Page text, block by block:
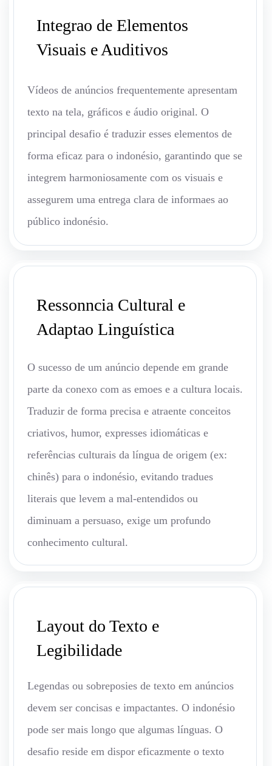
Integrao de Elementos
Visuais e Auditivos
Vídeos de anúncios frequentemente apresentam
texto na tela, gráficos e áudio original. O
principal desafio é traduzir esses elementos de
forma eficaz para o indonésio, garantindo que se
integrem harmoniosamente com os visuais e
assegurem uma entrega clara de informaes ao
público indonésio.
Ressonncia Cultural e
Adaptao Linguística
O sucesso de um anúncio depende em grande
parte da conexo com as emoes e a cultura locais.
Traduzir de forma precisa e atraente conceitos
criativos, humor, expresses idiomáticas e
referências culturais da língua de origem (ex:
chinês) para o indonésio, evitando tradues
literais que levem a mal-entendidos ou
diminuam a persuaso, exige um profundo
conhecimento cultural.
Layout do Texto e
Legibilidade
Legendas ou sobreposies de texto em anúncios
devem ser concisas e impactantes. O indonésio
pode ser mais longo que algumas línguas. O
desafio reside em dispor eficazmente o texto